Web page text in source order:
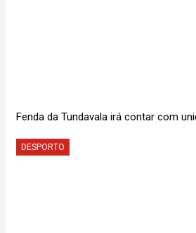
Fenda da Tundavala irá contar com
DESPORTO